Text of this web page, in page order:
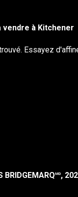
à Kitchener
Essayez
BRIDGEMARQMD,